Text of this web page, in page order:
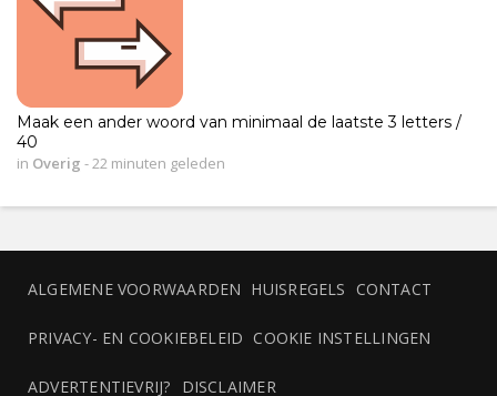
Maak een ander woord van minimaal de laatste 3 letters /
40
in Overig -22 minuten geleden
ALGEMENE VOORWAARDEN HUISREGELS CONTACT
PRIVACY- EN COOKIEBELEID COOKIE INSTELLINGEN
ADVERTENTIEVRIJ? DISCLAIMER